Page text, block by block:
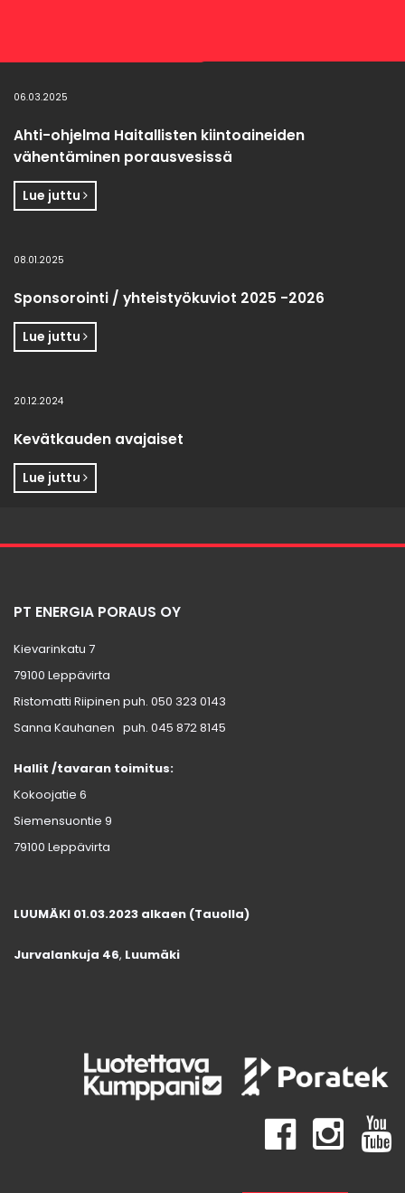
06.03.2025
Ahti-ohjelma Haitallisten kiintoaineiden
vähentäminen porausvesissä
Lue juttu
08.01.2025
Sponsorointi / yhteistyökuviot 2025 -2026
Lue juttu
20.12.2024
Kevätkauden avajaiset
Lue juttu
PT ENERGIA PORAUS OY
Kievarinkatu 7
79100 Leppävirta
Ristomatti Riipinen puh. 050 323 0143
Sanna Kauhanen puh. 045 872 8145
Hallit /tavaran toimitus:
Kokoojatie 6
Siemensuontie 9
79100 Leppävirta
LUUMÄKI 01.03.2023 alkaen (Tauolla)
Jurvalankuja 46, Luumäki